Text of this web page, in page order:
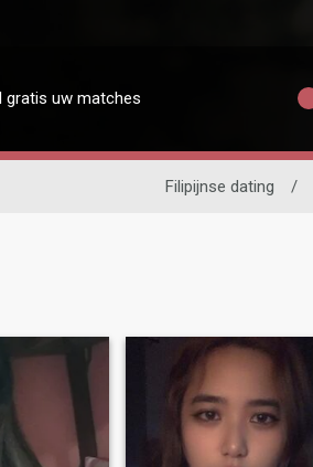
gratis uw matches
Filipijnse dating /